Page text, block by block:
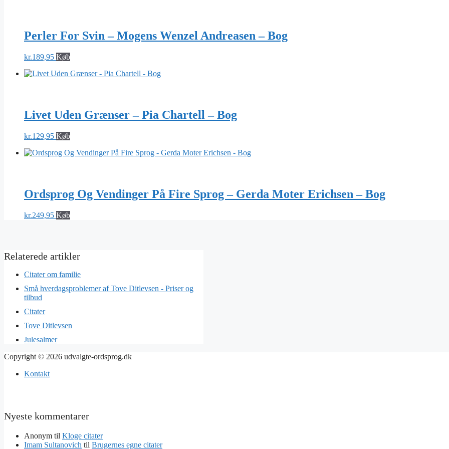
Perler For Svin – Mogens Wenzel Andreasen – Bog
kr.189,95 Køb
Livet Uden Grænser – Pia Chartell – Bog
kr.129,95 Køb
Ordsprog Og Vendinger På Fire Sprog – Gerda Moter Erichsen – Bog
kr.249,95 Køb
Citater om familie
Små hverdagsproblemer af Tove Ditlevsen - Priser og
tilbud
Citater
Tove Ditlevsen
Julesalmer
Copyright © 2026 udvalgte-ordsprog.dk
Kontakt
Nyeste kommentarer
Anonym til Kloge citater
Imam Sultanovich til Brugernes egne citater